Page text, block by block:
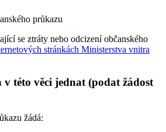
průkazu
se ztráty nebo odcizení občanského
stránkách Ministerstva vnitra
této věci jednat (podat žádost
žádá: